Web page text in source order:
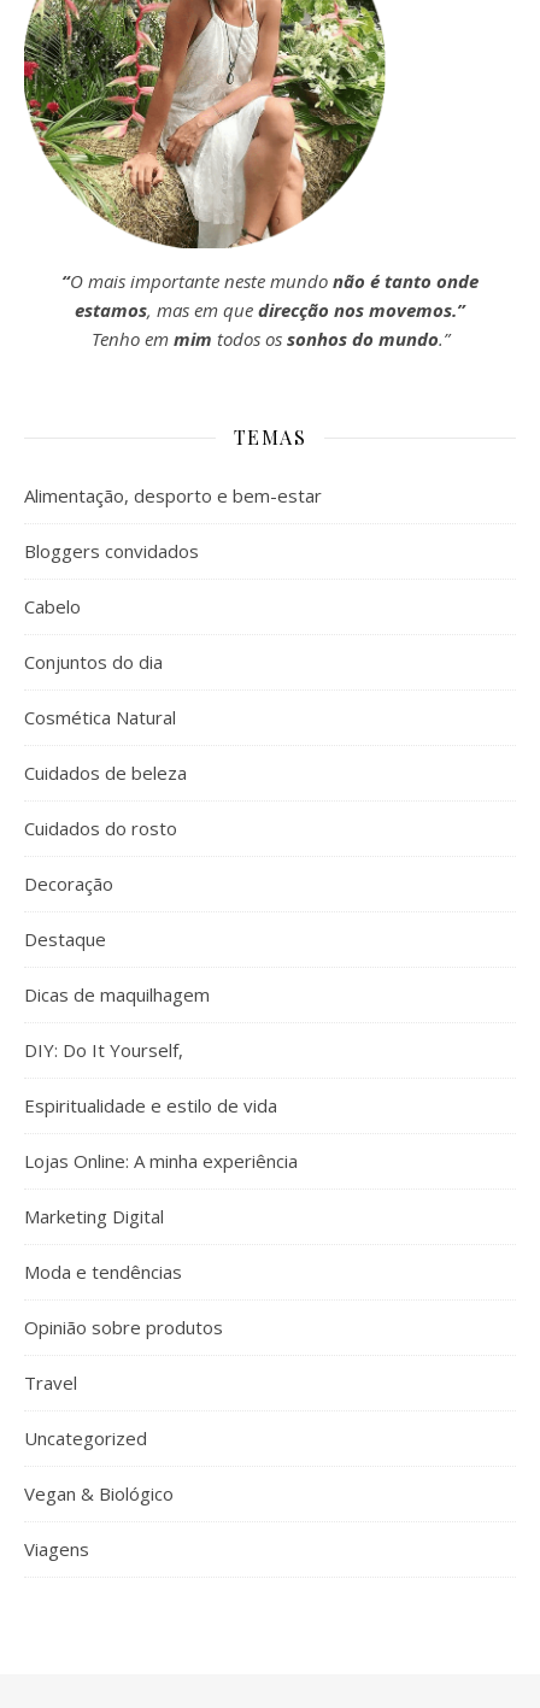
“O mais importante neste mundo não é tanto onde
estamos, mas em que direcção nos movemos.”
Tenho em mim todos ossonhos do mundo.”
TEMAS
Alimentação, desporto e bem-estar
Bloggers convidados
Cabelo
Conjuntos do dia
Cosmética Natural
Cuidados de beleza
Cuidados do rosto
Decoração
Destaque
Dicas de maquilhagem
DIY: Do It Yourself,
Espiritualidade e estilo de vida
Lojas Online: A minha experiência
Marketing Digital
Moda e tendências
Opinião sobre produtos
Travel
Uncategorized
Vegan & Biológico
Viagens